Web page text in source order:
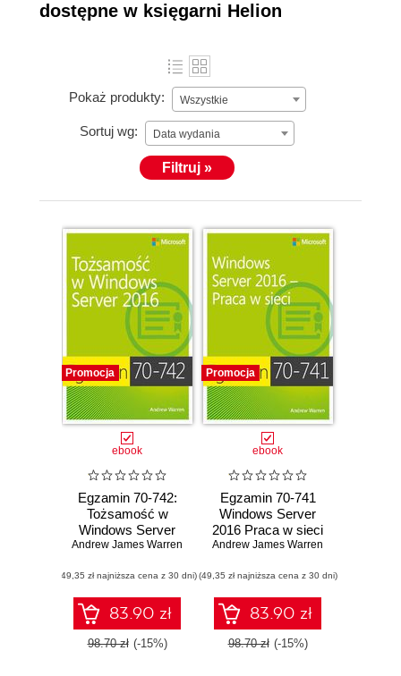
dostępne w księgarni Helion
Pokaż produkty: Wszystkie
Sortuj wg: Data wydania
Filtruj »
Promocja
ebook
Egzamin 70-742:
Tożsamość w
Windows Server
2016
Andrew James Warren
(49,35 zł najniższa cena z 30 dni)
83.90 zł
98.70 zł (-15%)
Promocja
ebook
Egzamin 70-741
Windows Server
2016 Praca w sieci
Andrew James Warren
(49,35 zł najniższa cena z 30 dni)
83.90 zł
98.70 zł (-15%)